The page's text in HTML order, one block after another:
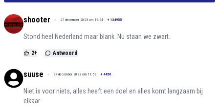
shooter 27 december 2023 om 19:54 + 124955
Stond heel Nederland maar blank. Nu staan we zwart.
2+ Antwoord
suuse 27 december 2023 om 11:52 + 4450
Niet is voor niets, alles heeft een doel en alles komt langzaam bij
elkaar